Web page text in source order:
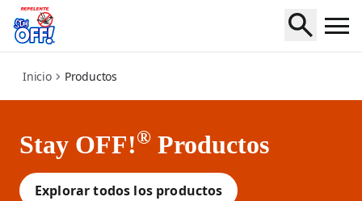
product
Inicio Productos
Stay OFF!® Productos
Explorar todos los productos